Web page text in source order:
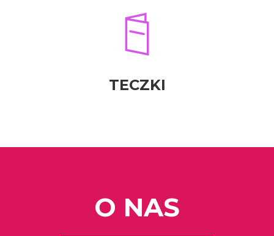
TECZKI
O NAS